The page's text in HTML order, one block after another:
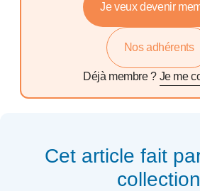
Je veux devenir
Nos adhérents
Déjà membre ? Je me
Cet article fait
collection